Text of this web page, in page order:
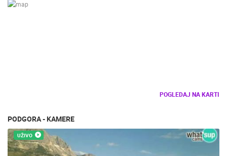
POGLEDAJ NA KARTI
PODGORA - KAMERE
UŽIVO